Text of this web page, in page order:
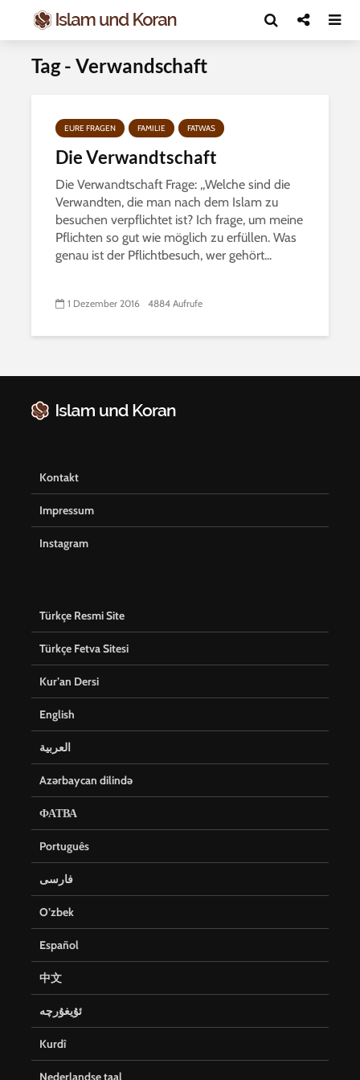
Tag - Verwandschaft
EURE FRAGEN FAMILIE FATWAS
Die Verwandtschaft
Die Verwandtschaft Frage: ,,Welche sind die
Verwandten, die man nach dem Islam zu
besuchen verpflichtet ist? Ich frage, um meine
Pflichten so gut wie möglich zu erfüllen. Was
genau ist der Pflichtbesuch, wer gehört...
1 Dezember 2016 4884 Aufrufe
Kontakt
Impressum
Instagram
Türkçe Resmi Site
Türkçe Fetva Sitesi
Kur’an Dersi
English
العربية
Azərbaycan dilində
ФАТВА
Português
فارسی
O’zbek
Español
中文
ئۇيغۇرچە
Kurdî
Nederlandse taal